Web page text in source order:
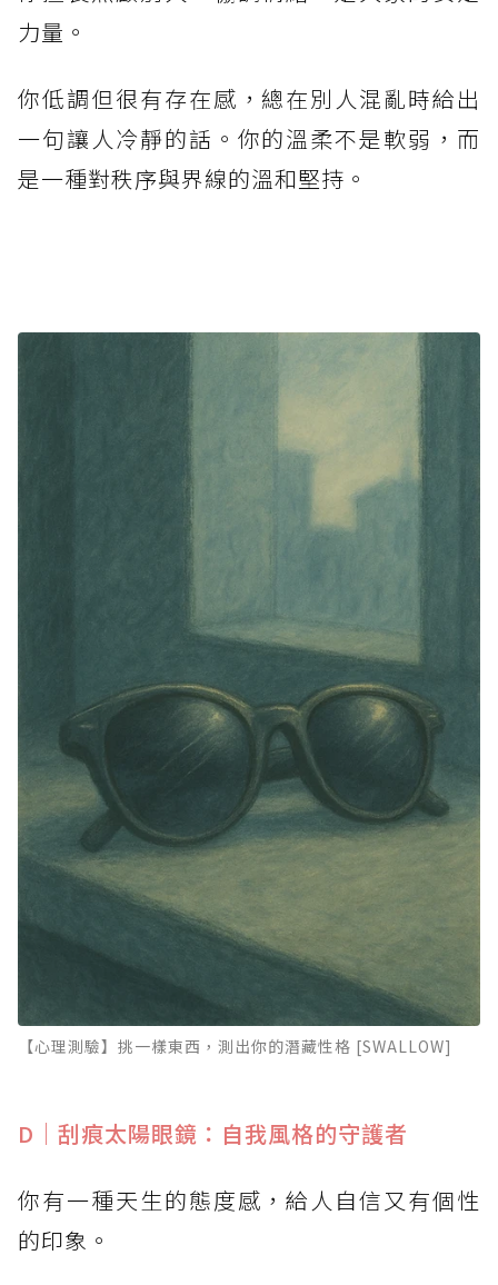
力量。
你低調但很有存在感，總在別人混亂時給出
一句讓人冷靜的話。你的溫柔不是軟弱，而
是一種對秩序與界線的溫和堅持。
【心理測驗】挑一樣東西，測出你的潛藏性格 [SWALLOW]
D｜刮痕太陽眼鏡：自我風格的守護者
你有一種天生的態度感，給人自信又有個性
的印象。